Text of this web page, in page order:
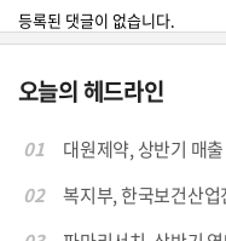
등록된 댓글이 없습니다.
오늘의 헤드라인
01
대원제약, 상반기 매
02
복지부, 한국보건산